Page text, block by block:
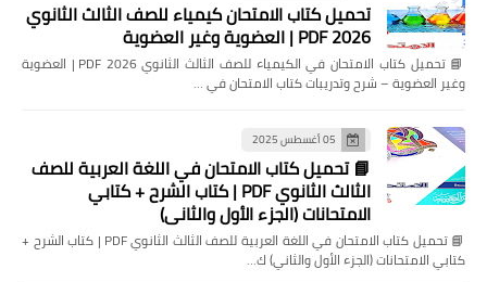
تحميل كتاب الامتحان كيمياء للصف الثالث الثانوي
2026 PDF | العضوية وغير العضوية
📘 تحميل كتاب الامتحان في الكيمياء للصف الثالث الثانوي 2026 PDF | العضوية
وغير العضوية – شرح وتدريبات كتاب الامتحان في …
05 أغسطس 2025
📘 تحميل كتاب الامتحان في اللغة العربية للصف
الثالث الثانوي PDF | كتاب الشرح + كتابي
الامتحانات (الجزء الأول والثاني)
📘 تحميل كتاب الامتحان في اللغة العربية للصف الثالث الثانوي PDF | كتاب الشرح +
كتابي الامتحانات (الجزء الأول والثاني) ك…